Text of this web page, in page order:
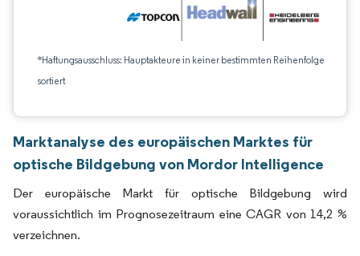
*Haftungsausschluss: Hauptakteure in keiner bestimmten Reihenfolge
sortiert
Marktanalyse des europäischen Marktes für
optische Bildgebung von Mordor Intelligence
Der europäische Markt für optische Bildgebung wird
voraussichtlich im Prognosezeitraum eine CAGR von 14,2 %
verzeichnen.